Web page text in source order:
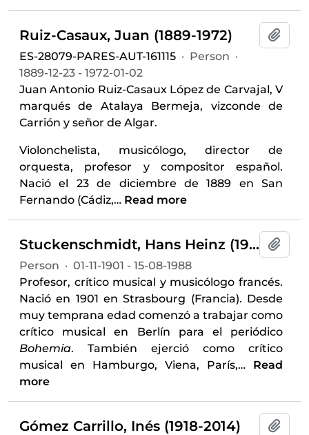
Ruiz-Casaux, Juan (1889-1972)
ES-28079-PARES-AUT-161115 · Person ·
1889-12-23 - 1972-01-02
Juan Antonio Ruiz-Casaux López de Carvajal, V
marqués de Atalaya Bermeja, vizconde de
Carrión y señor de Algar.
Violonchelista, musicólogo, director de
orquesta, profesor y compositor español.
Nació el 23 de diciembre de 1889 en San
Fernando (Cádiz,… Read more
Stuckenschmidt, Hans Heinz (1901-1988)
Person · 01-11-1901 - 15-08-1988
Profesor, crítico musical y musicólogo francés.
Nació en 1901 en Strasbourg (Francia). Desde
muy temprana edad comenzó a trabajar como
crítico musical en Berlín para el periódico
Bohemia. También ejerció como crítico
musical en Hamburgo, Viena, París,… Read
more
Gómez Carrillo, Inés (1918-2014)